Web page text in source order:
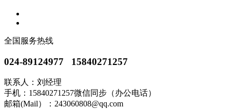
全国服务热线
024-89124977 15840271257
联系人：刘经理
手机：15840271257微信同步（办公电话）
邮箱(Mail）：243060808@qq.com